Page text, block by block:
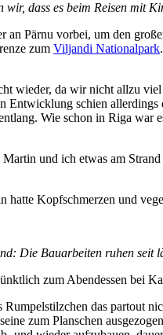
wir, dass es beim Reisen mit
an Pärnu vorbei, um den
zum Viljandi Nationalpark
wieder, da wir nicht allzu viel
Entwicklung schien
Wie schon in Riga
und ich etwas am
hatte Kopfschmerzen und
Die Bauarbeiten ruhen seit
zum Abendessen bei
das partout
zum Planschen